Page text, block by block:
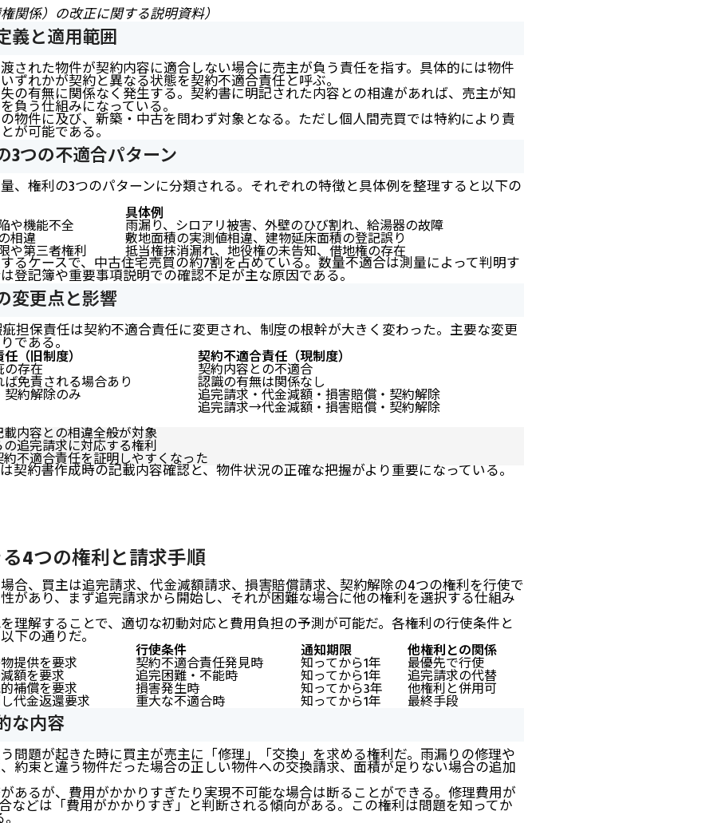
関係）の改正に関する説明資料）
義と適用範囲
された物件が契約内容に適合しない場合に売主が負う責任を指す。具体的には物件
ずれかが契約と異なる状態を契約不適合責任と呼ぶ。
の有無に関係なく発生する。契約書に明記された内容との相違があれば、売主が知
負う仕組みになっている。
物件に及び、新築・中古を問わず対象となる。ただし個人間売買では特約により責
が可能である。
3つの不適合パターン
、権利の3つのパターンに分類される。それぞれの特徴と具体例を整理すると以下の
具体例
や機能不全 雨漏り、シロアリ被害、外壁のひび割れ、給湯器の故障
相違 敷地面積の実測値相違、建物延床面積の登記誤り
や第三者権利 抵当権抹消漏れ、地役権の未告知、借地権の存在
るケースで、中古住宅売買の約7割を占めている。数量不適合は測量によって判明す
登記簿や重要事項説明での確認不足が主な原因である。
変更点と影響
担保責任は契約不適合責任に変更され、制度の根幹が大きく変わった。主要な変更
である。
（旧制度） 契約不適合責任（現制度）
の存在 契約内容との不適合
免責される場合あり 認識の有無は関係なし
契約解除のみ 追完請求・代金減額・損害賠償・契約解除
追完請求→代金減額・損害賠償・契約解除
内容との相違全般が対象
追完請求に対応する権利
不適合責任を証明しやすくなった
契約書作成時の記載内容確認と、物件状況の正確な把握がより重要になっている。
4つの権利と請求手順
合、買主は追完請求、代金減額請求、損害賠償請求、契約解除の4つの権利を行使で
があり、まず追完請求から開始し、それが困難な場合に他の権利を選択する仕組み
理解することで、適切な初動対応と費用負担の予測が可能だ。各権利の行使条件と
下の通りだ。
行使条件 通知期限 他権利との関係
提供を要求 契約不適合責任発見時 知ってから1年 最優先で行使
額を要求 追完困難・不能時 知ってから1年 追完請求の代替
補償を要求 損害発生時 知ってから3年 他権利と併用可
代金返還要求 重大な不適合時 知ってから1年 最終手段
な内容
問題が起きた時に買主が売主に「修理」「交換」を求める権利だ。雨漏りの修理や
約束と違う物件だった場合の正しい物件への交換請求、面積が足りない場合の追加
あるが、費用がかかりすぎたり実現不可能な場合は断ることができる。修理費用が
などは「費用がかかりすぎ」と判断される傾向がある。この権利は問題を知ってか